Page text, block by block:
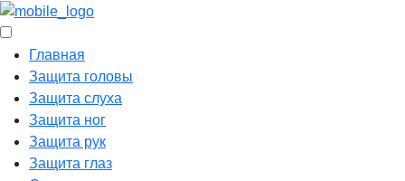
Главная
Защита головы
Защита слуха
Защита ног
Защита рук
Защита глаз